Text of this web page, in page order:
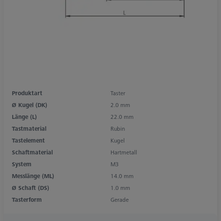
Produktart
Taster
Ø Kugel (DK)
2.0 mm
Länge (L)
22.0 mm
Tastmaterial
Rubin
Tastelement
Kugel
Schaftmaterial
Hartmetall
System
M3
Messlänge (ML)
14.0 mm
Ø Schaft (DS)
1.0 mm
Tasterform
Gerade